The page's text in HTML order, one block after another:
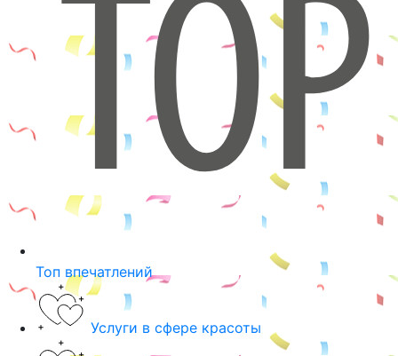
Топ впечатлений
Услуги в сфере красоты